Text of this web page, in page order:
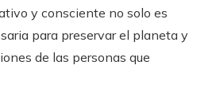
y consciente no solo es
para preservar el planeta y
de las personas que